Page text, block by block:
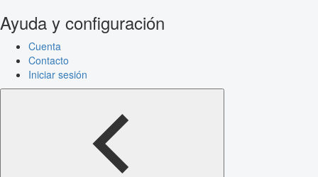
Ayuda y configuración
Cuenta
Contacto
Iniciar sesión